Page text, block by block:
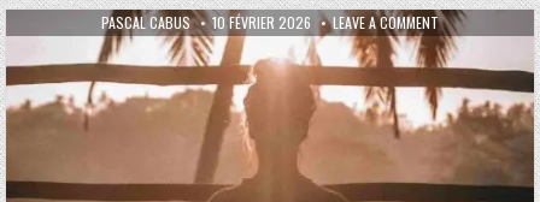
AUTHOR:
PASCAL CABUS PUBLISHED DATE:
10 FÉVRIER 2026 LEAVE A COMMENTON COMMENT